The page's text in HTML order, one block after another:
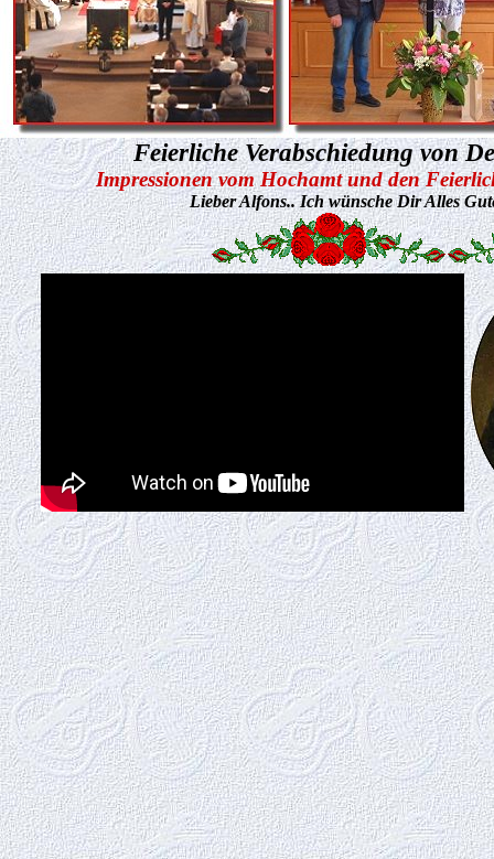
Feierliche Verabschiedung von
Impressionen vom Hochamt und den
Lieber Alfons.. Ich wünsche Dir Alles